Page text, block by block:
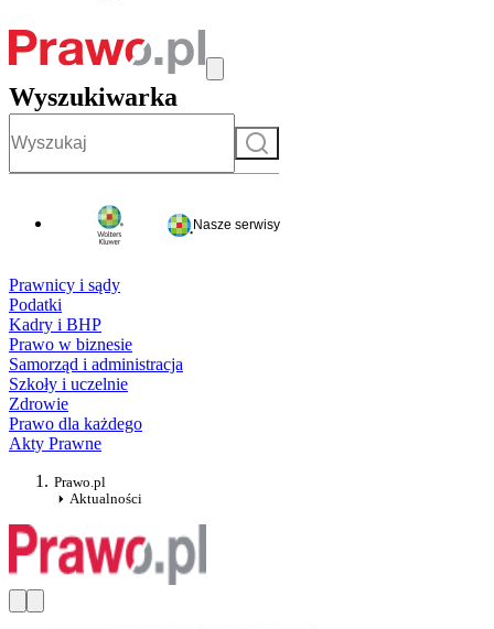
Wyszukiwarka
Szukaj
Nasze serwisy
Prawnicy i sądy
Podatki
Kadry i BHP
Prawo w biznesie
Samorząd i administracja
Szkoły i uczelnie
Zdrowie
Prawo dla każdego
Akty Prawne
Prawo.pl
Aktualności